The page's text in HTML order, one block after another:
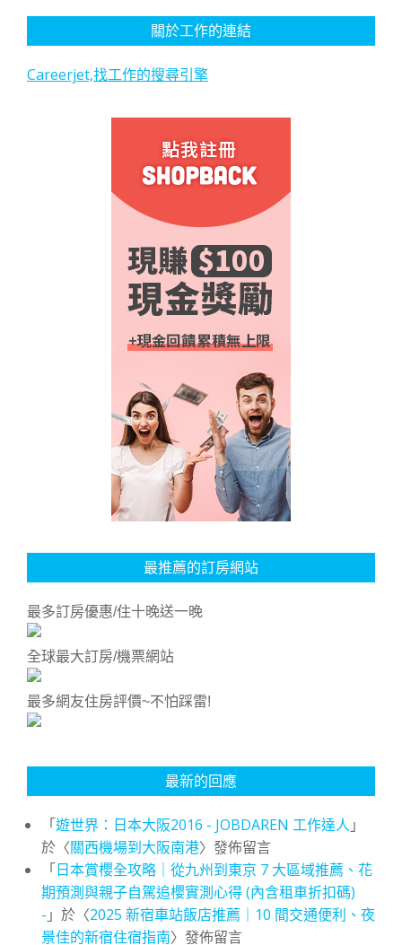
關於工作的連結
Careerjet,找工作的搜尋引擎
最推薦的訂房網站
最多訂房優惠/住十晚送一晚
全球最大訂房/機票網站
最多網友住房評價~不怕踩雷!
最新的回應
「遊世界：日本大阪2016 - JOBDAREN 工作達人 」
於〈關西機場到大阪南港〉發佈留言
「日本賞櫻全攻略｜從九州到東京 7 大區域推薦、花
期預測與親子自駕追櫻實測心得 (內含租車折扣碼)
- 」於〈2025 新宿車站飯店推薦｜10 間交通便利、夜
景佳的新宿住宿指南〉發佈留言